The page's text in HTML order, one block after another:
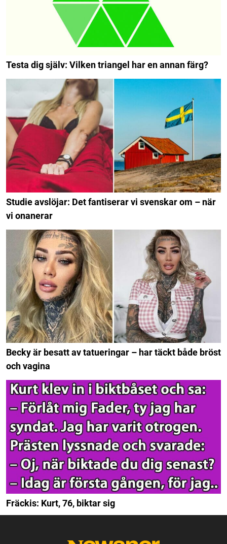
Testa dig själv: Vilken triangel har en annan färg?
Studie avslöjar: Det fantiserar vi svenskar om – när
vi onanerar
Becky är besatt av tatueringar – har täckt både bröst
och vagina
Fräckis: Kurt, 76, biktar sig